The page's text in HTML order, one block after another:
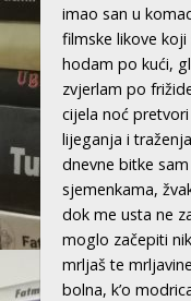
imao san u
filmske likove
hodam po kući,
zvjerlam po
cijela noć
lijeganja i
dnevne bitke
sjemenkama,
dok me usta ne
moglo začepiti
mrljaš te
bolna, k’o